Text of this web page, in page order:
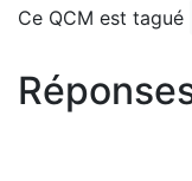
Ce QCM est tagué